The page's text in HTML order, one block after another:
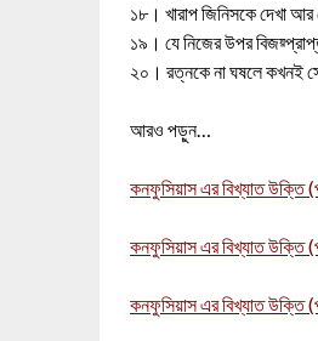
১৮। খারাপ জিনিসকে দেখা আর
১৯। যে নিজের উপর
২০। রত্নকে না ঘষলে কখনই
আরও পড়ুন…
কনফুসিয়াস এর বিখ্যাত উক্তি
কনফুসিয়াস এর বিখ্যাত উক্তি
কনফুসিয়াস এর বিখ্যাত উক্তি